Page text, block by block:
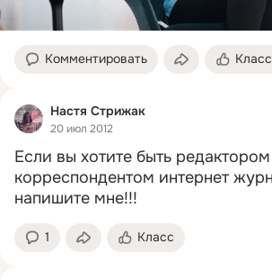
Комментировать Класс
Настя Стрижак
20 июл 2012
Если вы хотите быть
корреспондентом интернет
напишите мне!!!
1 Класс